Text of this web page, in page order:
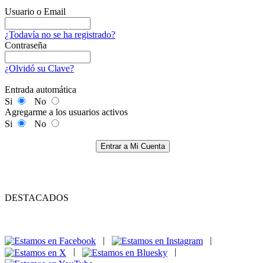
Usuario o Email
¿Todavía no se ha registrado?
Contraseña
¿Olvidó su Clave?
Entrada automática
Si
No
Agregarme a los usuarios activos
Si
No
Entrar a Mi Cuenta
DESTACADOS
|
|
|
|